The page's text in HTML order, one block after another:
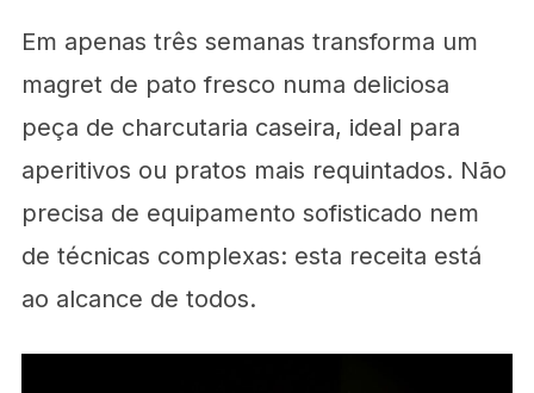
Em apenas três semanas transforma um
magret de pato fresco numa deliciosa
peça de charcutaria caseira, ideal para
aperitivos ou pratos mais requintados. Não
precisa de equipamento sofisticado nem
de técnicas complexas: esta receita está
ao alcance de todos.